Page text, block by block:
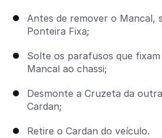
Antes de remover o Mancal,
Ponteira Fixa;
Solte os parafusos que
Mancal ao chassi;
Desmonte a Cruzeta da
Cardan;
Retire o Cardan do veículo.